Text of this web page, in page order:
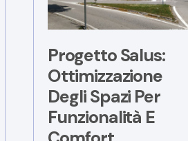
Progetto Salus:
Ottimizzazione
Degli Spazi Per
Funzionalità E